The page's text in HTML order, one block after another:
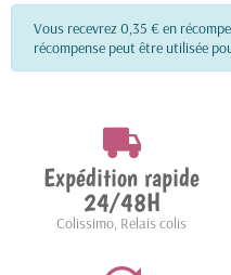
Vous recevrez 0,35 € en
récompense peut être utilisée
Expédition rapide
24/48H
Colissimo, Relais colis